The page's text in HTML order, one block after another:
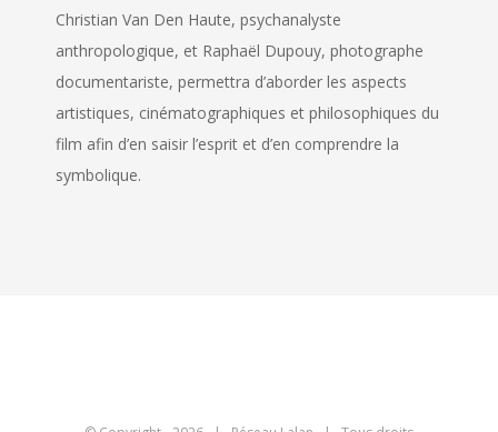
Christian Van Den Haute, psychanalyste
anthropologique, et Raphaël Dupouy, photographe
documentariste, permettra d’aborder les aspects
artistiques, cinématographiques et philosophiques du
film afin d’en saisir l’esprit et d’en comprendre la
symbolique.